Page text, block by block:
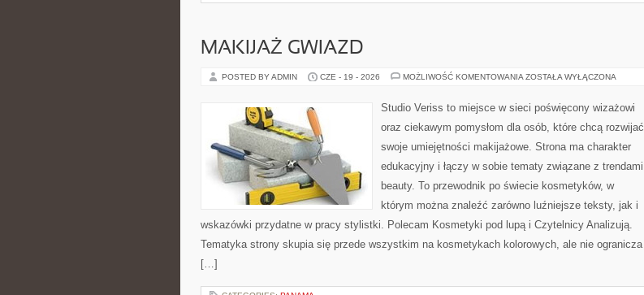
MAKIJAŻ GWIAZD
POSTED BY ADMIN CZE - 19 - 2026 MOŻLIWOŚĆ KOMENTOWANIA MAKIJAŻ
ZOSTAŁA WYŁĄCZONA
Studio Veriss to miejsce w sieci poświęcony wizażowi
oraz ciekawym pomysłom dla osób, które chcą rozwijać
swoje umiejętności makijażowe. Strona ma charakter
edukacyjny i łączy w sobie tematy związane z trendami
beauty. To przewodnik po świecie kosmetyków, w
którym można znaleźć zarówno luźniejsze teksty, jak i
wskazówki przydatne w pracy stylistki. Polecam Kosmetyki pod lupą i Czytelnicy Analizują.
Tematyka strony skupia się przede wszystkim na kosmetykach kolorowych, ale nie ogranicza
[…]